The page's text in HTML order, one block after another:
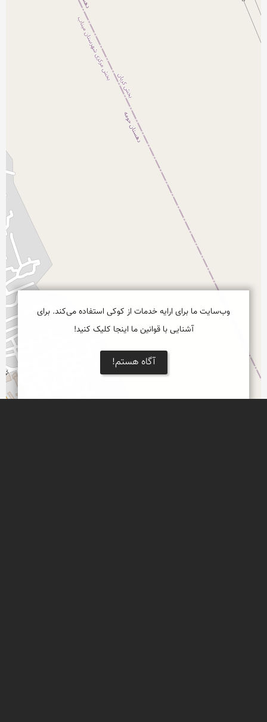
وب‌سایت ما برای ارایه خدمات از کوکی استفاده می‌کند. برای
آشنایی با قوانین ما اینجا کلیک کنید!
آگاه هستم!